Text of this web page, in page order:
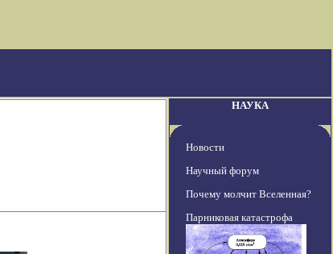
НАУКА
Новости
Научный форум
Почему молчит Вселенная?
Парниковая катастрофа